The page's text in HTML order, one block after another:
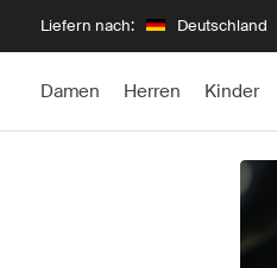
Liefern nach: Deutschland
Damen Herren Kinder